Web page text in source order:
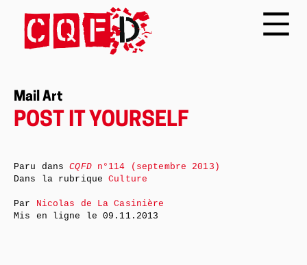
Mail Art
POST IT YOURSELF
Paru dansCQFDn°114 (septembre 2013)
Dans la rubriqueCulture
Par Nicolas de La Casinière
Mis en ligne le09.11.2013